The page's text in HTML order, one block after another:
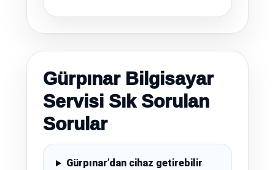
Gürpınar Bilgisayar
Servisi Sık Sorulan
Sorular
Gürpınar’dan cihaz getirebilir